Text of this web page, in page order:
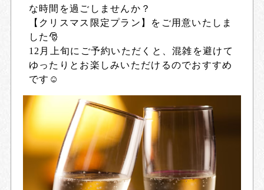
な時間を過ごしませんか？
【クリスマス限定プラン】をご用意いたしま
した🎅
12月上旬にご予約いただくと、混雑を避けて
ゆったりとお楽しみいただけるのでおすすめ
です☺